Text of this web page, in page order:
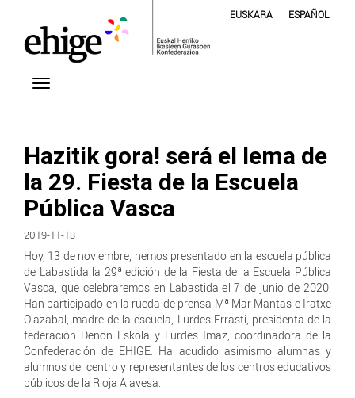
EUSKARA ESPAÑOL
Hazitik gora! será el lema de
la 29. Fiesta de la Escuela
Pública Vasca
2019-11-13
Hoy, 13 de noviembre, hemos presentado en la escuela pública
de Labastida la 29ª edición de la Fiesta de la Escuela Pública
Vasca, que celebraremos en Labastida el 7 de junio de 2020.
Han participado en la rueda de prensa Mª Mar Mantas e Iratxe
Olazabal, madre de la escuela, Lurdes Errasti, presidenta de la
federación Denon Eskola y Lurdes Imaz, coordinadora de la
Confederación de EHIGE. Ha acudido asimismo alumnas y
alumnos del centro y representantes de los centros educativos
públicos de la Rioja Alavesa.